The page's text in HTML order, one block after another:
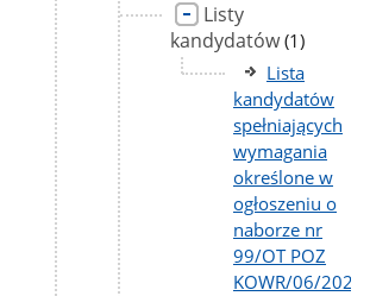
Listy
kandydatówliczba
podstron
(1)
Lista
kandydatów
spełniających
wymagania
określone w
ogłoszeniu o
naborze nr
99/OT POZ
KOWR/06/2026